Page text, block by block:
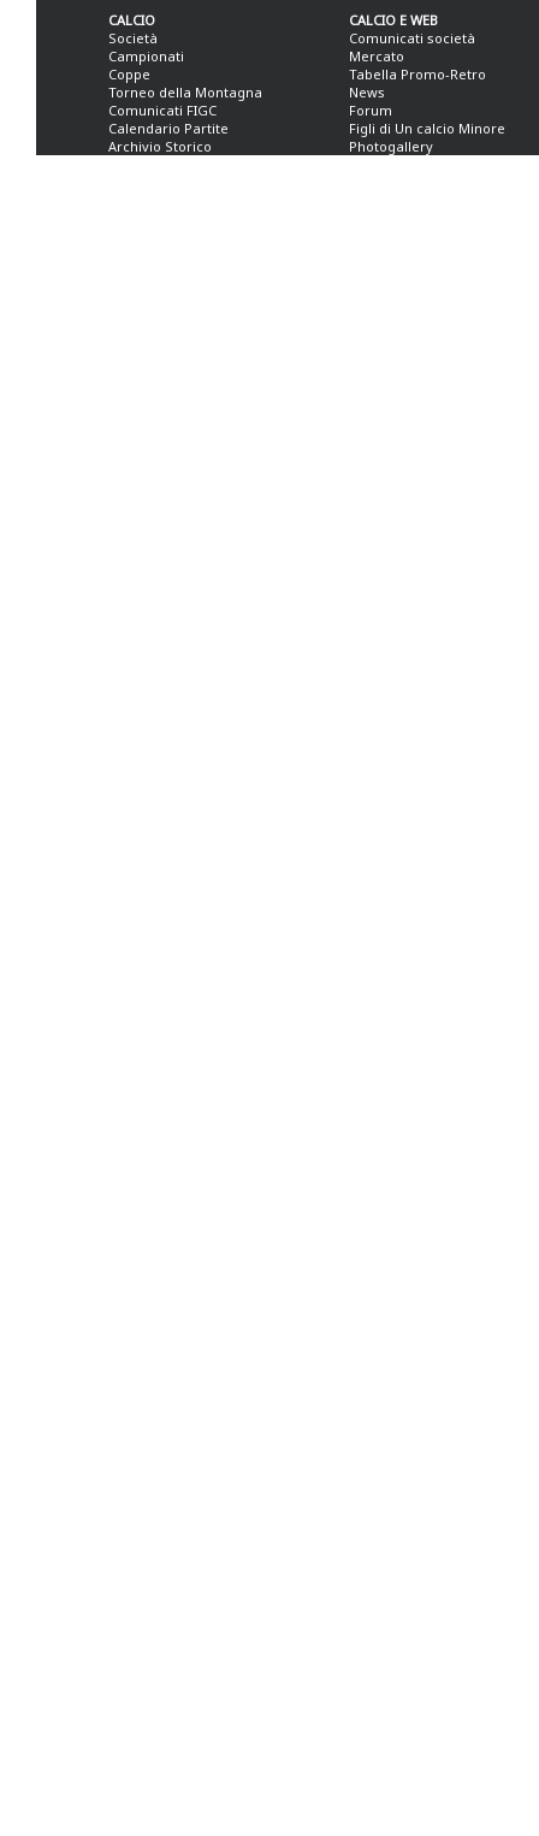
CALCIO
Società
Campionati
Coppe
Torneo della Montagna
Comunicati FIGC
Calendario Partite
Archivio Storico
CALCIO E WEB
Comunicati società
Mercato
Tabella Promo-Retro
News
Forum
Figli di Un calcio Minore
Photogallery